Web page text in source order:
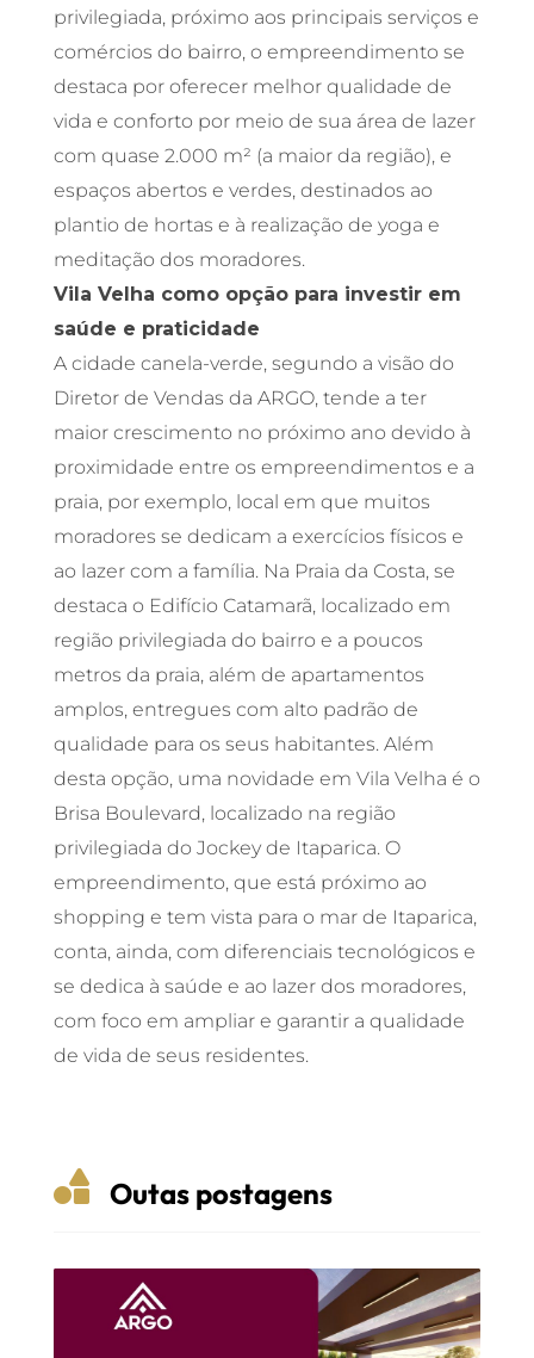
privilegiada, próximo aos principais serviços e
comércios do bairro, o empreendimento se
destaca por oferecer melhor qualidade de
vida e conforto por meio de sua área de lazer
com quase 2.000 m² (a maior da região), e
espaços abertos e verdes, destinados ao
plantio de hortas e à realização de yoga e
meditação dos moradores.
Vila Velha como opção para investir em
saúde e praticidade
A cidade canela-verde, segundo a visão do
Diretor de Vendas da ARGO, tende a ter
maior crescimento no próximo ano devido à
proximidade entre os empreendimentos e a
praia, por exemplo, local em que muitos
moradores se dedicam a exercícios físicos e
ao lazer com a família. Na Praia da Costa, se
destaca o Edifício Catamarã, localizado em
região privilegiada do bairro e a poucos
metros da praia, além de apartamentos
amplos, entregues com alto padrão de
qualidade para os seus habitantes. Além
desta opção, uma novidade em Vila Velha é o
Brisa Boulevard, localizado na região
privilegiada do Jockey de Itaparica. O
empreendimento, que está próximo ao
shopping e tem vista para o mar de Itaparica,
conta, ainda, com diferenciais tecnológicos e
se dedica à saúde e ao lazer dos moradores,
com foco em ampliar e garantir a qualidade
de vida de seus residentes.
 Outas postagens